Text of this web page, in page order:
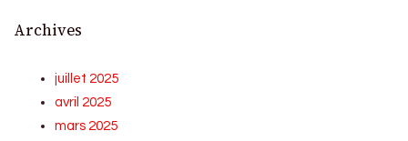
Archives
juillet 2025
avril 2025
mars 2025